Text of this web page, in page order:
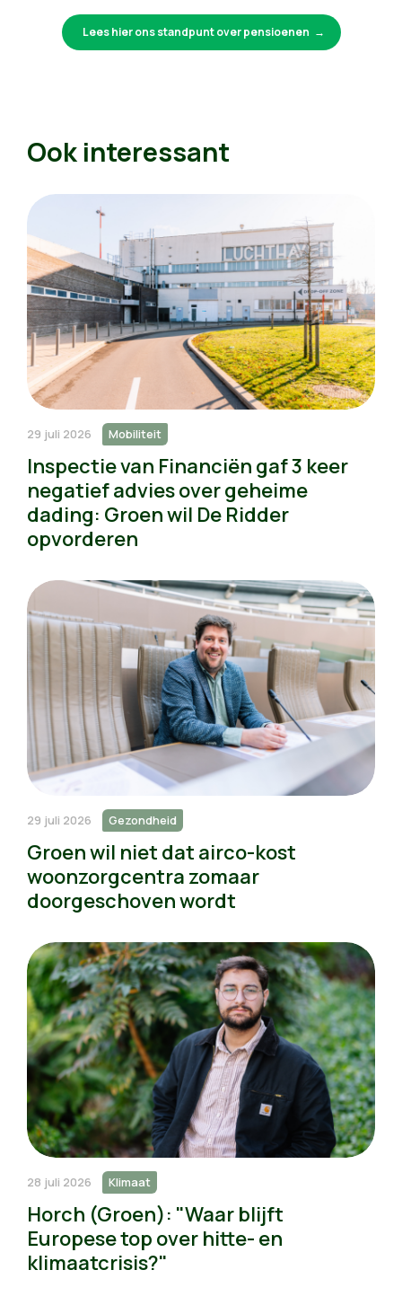
Lees hier ons standpunt over pensioenen
Ook interessant
29 juli 2026 Mobiliteit
Inspectie van Financiën gaf 3 keer
negatief advies over geheime
dading: Groen wil De Ridder
opvorderen
29 juli 2026 Gezondheid
Groen wil niet dat airco-kost
woonzorgcentra zomaar
doorgeschoven wordt
28 juli 2026 Klimaat
Horch (Groen): "Waar blijft
Europese top over hitte- en
klimaatcrisis?"